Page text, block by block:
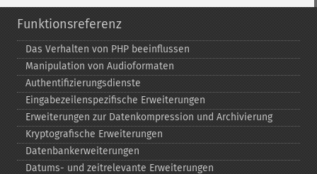
Funktionsreferenz
Das Verhalten von PHP beeinflussen
Manipulation von Audioformaten
Authentifizierungsdienste
Eingabezeilenspezifische Erweiterungen
Erweiterungen zur Datenkompression und Archivierung
Kryptografische Erweiterungen
Datenbankerweiterungen
Datums-​ und zeitrelevante Erweiterungen